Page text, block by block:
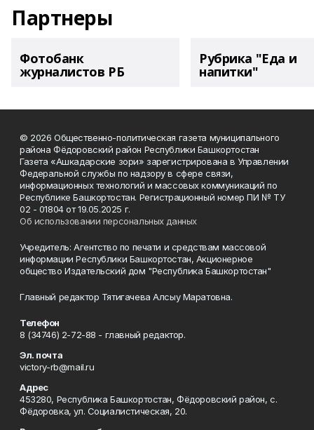
Партнеры
Фотобанк
журналистов РБ
Рубрика "Еда и
напитки"
© 2026 Общественно-политическая газета муниципального
района Фёдоровский район Республики Башкортостан
Газета «Ашкадарские зори» зарегистрирована в Управлении
Федеральной службы по надзору в сфере связи,
информационных технологий и массовых коммуникаций по
Республике Башкортостан. Регистрационный номер ПИ № ТУ
02 - 01804 от 19.05.2025 г.
Об использовании персональных данных
Учредитель: Агентство по печати и средствам массовой
информации Республики Башкортостан, Акционерное
общество Издательский дом "Республика Башкортостан"
Главный редактор Тятигачева Алсыу Маратовна.
Телефон
8 (34746) 2-72-88 - главный редактор.
Эл. почта
victory-rb@mail.ru
Адрес
453280, Республика Башкортостан, Фёдоровский район, с.
Фёдоровка, ул. Социалистическая, 20.